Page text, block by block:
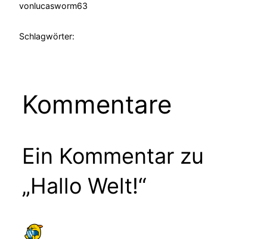
vonlucasworm63
Schlagwörter:
Kommentare
Ein Kommentar zu
„Hallo Welt!“